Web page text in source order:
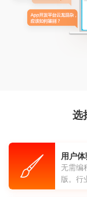
选
用户
无需编
版。行